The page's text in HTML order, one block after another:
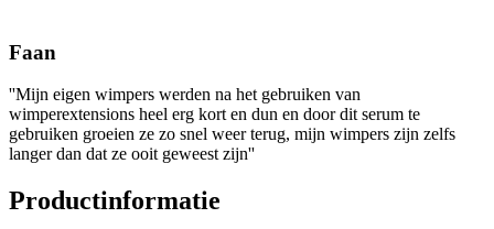
Faan
''Mijn eigen wimpers werden na het gebruiken van
wimperextensions heel erg kort en dun en door dit serum te
gebruiken groeien ze zo snel weer terug, mijn wimpers zijn zelfs
langer dan dat ze ooit geweest zijn''
Productinformatie